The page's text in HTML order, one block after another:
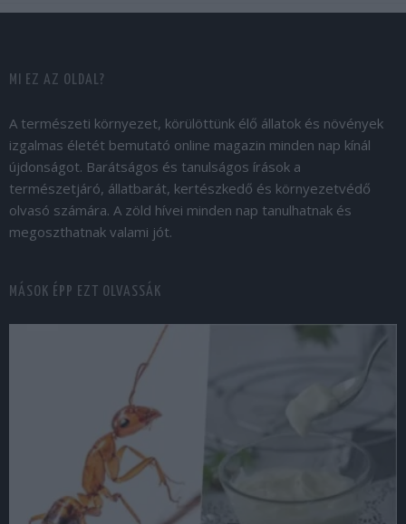
MI EZ AZ OLDAL?
A természeti környezet, körülöttünk élő állatok és növények
izgalmas életét bemutató online magazin minden nap kínál
újdonságot. Barátságos és tanulságos írások a
természetjáró, állatbarát, kertészkedő és környezetvédő
olvasó számára. A zöld hívei minden nap tanulhatnak és
megoszthatnak valami jót.
MÁSOK ÉPP EZT OLVASSÁK